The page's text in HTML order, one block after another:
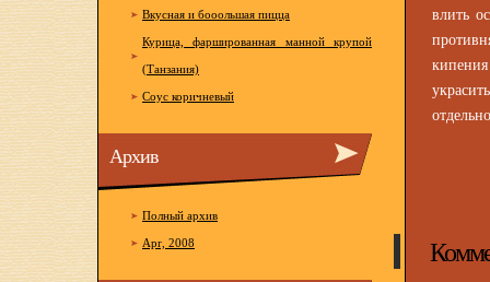
влить
Вкусная и бооольшая пицца
Курица, фаршированная манной крупой
(Танзания)
Соус коричневый
Архив
Полный архив
Apr, 2008